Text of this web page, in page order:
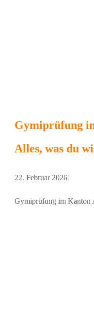
Gymiprüfung
Alles, was du
22. Februar 2026|
Gymiprüfung im Kanton